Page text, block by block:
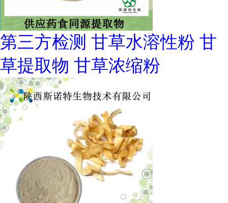
第三方检测 甘草水溶性粉 甘
草提取物 甘草浓缩粉